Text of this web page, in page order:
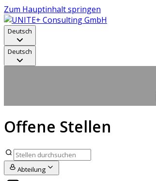
Zum Hauptinhalt springen
Deutsch
Deutsch
Offene Stellen
Abteilung